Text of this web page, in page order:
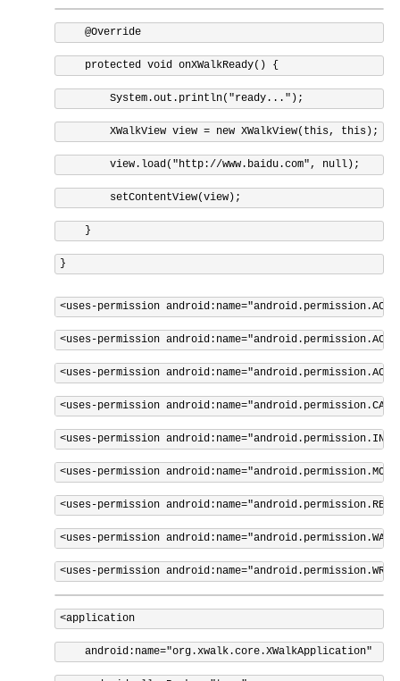
@Override
protected void onXWalkReady() {
System .out . println( "ready..." );
XWalkView view = new XWalkView( this, this );
        view
. load( "http://www.baidu.com", null );
        setContentView
(view );
}
}
<uses-permission android:name=
<uses-permission android:name=
<uses-permission android:name=
<uses-permission android:name=
<uses-permission android:name=
<uses-permission android:name=
<uses-permission android:name=
<uses-permission android:name=
<uses-permission android:name=
<application
android:name="org.xwalk.core.XWalkApplication"